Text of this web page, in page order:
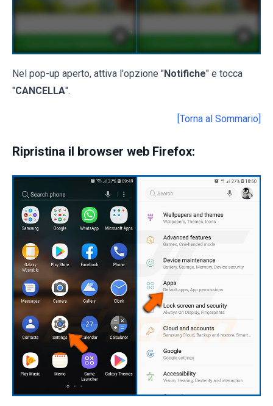
Nel pop-up aperto, attiva l'opzione "Notifiche" e tocca
"CANCELLA".
[Torna al Sommario]
Ripristina il browser web Firefox: